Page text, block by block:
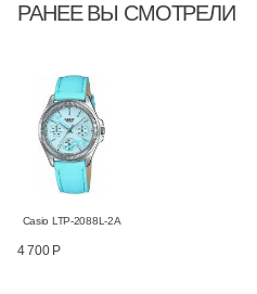
РАНЕЕ ВЫ СМОТРЕЛИ
Casio LTP-2088L-2A
4 700 Р